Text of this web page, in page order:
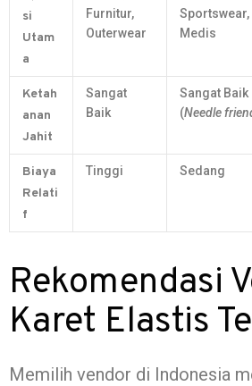
si
Utam
a
Furnitur,
Outerwear
Sportswear,
Medis
Ketah
anan
Jahit
Sangat
Baik
Sangat Baik
(Needle
Biaya
Relati
f
Tinggi Sedang
Rekomendasi
Karet Elastis
Memilih vendor di Indonesia